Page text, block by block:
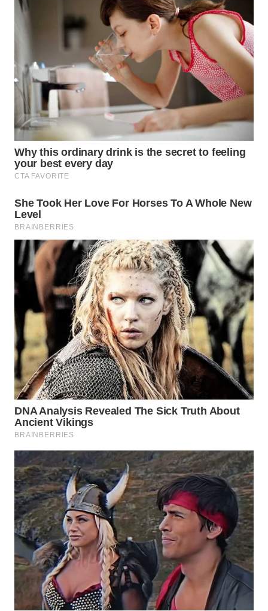
WN DELI
TEBING
TINGGI
WN
PAKPAK
WN
KARAWANG
WN
BEKASI
WN
BOGOR
WN
DEPOK
WN
TAPANULI
UTARA
WN
SAMOSIR
WN
PADANG
LAWAS
WN
SUMEDANG
WN
CIANJUR
WN
KEPULAUAN
SERIBU